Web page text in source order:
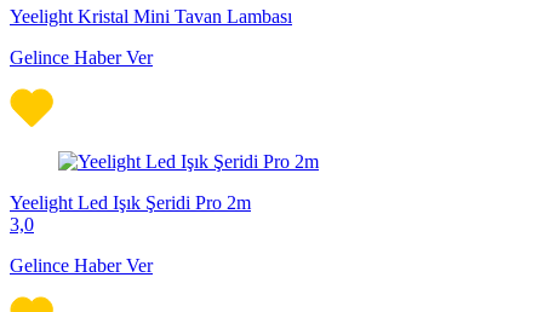
Yeelight Kristal Mini Tavan Lambası
Gelince Haber Ver
Yeelight Led Işık Şeridi Pro 2m
3,0
Gelince Haber Ver